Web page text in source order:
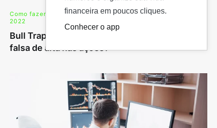
Como fazer? Renda Variável
15 de setembro de
2022
Bull Trap: como evitar perdas com a tendência
falsa de alta nas ações?
financeira em poucos cliques.
Conhecer o app